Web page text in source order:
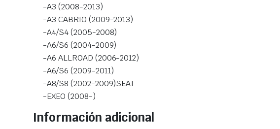
-A3 (2008-2013)
-A3 CABRIO (2009-2013)
-A4/S4 (2005-2008)
-A6/S6 (2004-2009)
-A6 ALLROAD (2006-2012)
-A6/S6 (2009-2011)
-A8/S8 (2002-2009)SEAT
-EXEO (2008-)
Información adicional